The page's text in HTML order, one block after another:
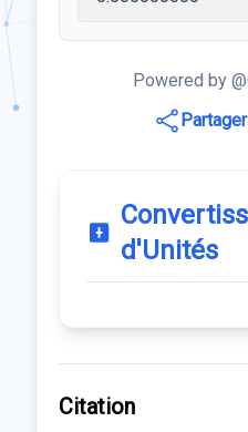
Powered by
Partager
d'Unités
Citation